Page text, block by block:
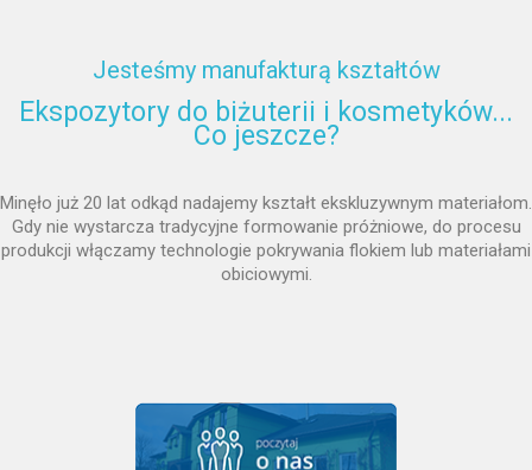
Jesteśmy manufakturą kształtów
Ekspozytory do biżuterii i kosmetyków...
Co jeszcze?
Minęło już 20 lat odkąd nadajemy kształt ekskluzywnym materiałom.
Gdy nie wystarcza tradycyjne formowanie próżniowe, do procesu
produkcji włączamy technologie pokrywania flokiem lub materiałami
obiciowymi.